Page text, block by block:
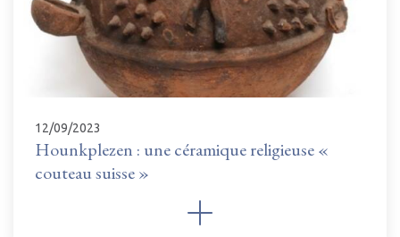
12/09/2023
Hounkplezen : une céramique religieuse «
couteau suisse »